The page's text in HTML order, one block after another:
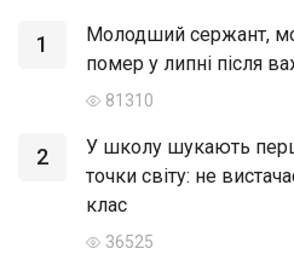
1
Молодший сержант,
помер у липні після
81310
2
У школу шукають
точки світу: не
клас
36525